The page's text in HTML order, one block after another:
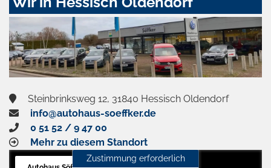
Steinbrinksweg 12, 31840 Hessisch Oldendorf
info@autohaus-soeffker.de
0 51 52 / 9 47 00
Mehr zu diesem Standort
Zustimmung erforderlich